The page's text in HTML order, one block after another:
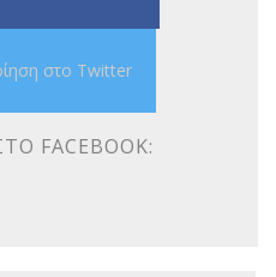
στο Twitter
FACEBOOK: